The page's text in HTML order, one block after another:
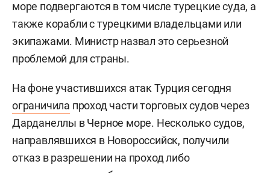
море подвергаются в том числе турецкие суда, а
также корабли с турецкими владельцами или
экипажами. Министр назвал это серьезной
проблемой для страны.
На фоне участившихся атак Турция сегодня
ограничила проход части торговых судов через
Дарданеллы в Черное море. Несколько судов,
направлявшихся в Новороссийск, получили
отказ в разрешении на проход либо